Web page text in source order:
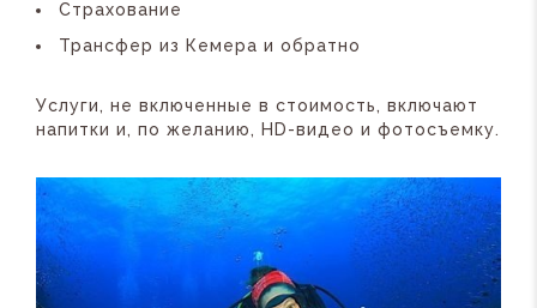
Страхование
Трансфер из Кемера и обратно
Услуги, не включенные в стоимость, включают
напитки и, по желанию, HD-видео и фотосъемку.